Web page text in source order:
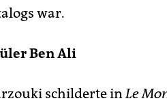
war.
Ben Ali
schilderte inLe